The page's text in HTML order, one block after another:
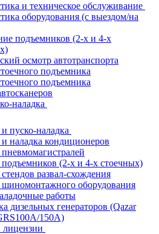
и техническое обслуживание
оборудования (с выездом/на
подъемников (2-х и 4-х
осмотр автотранспорта
подъемника
подъемника
наладка
пуско-наладка
наладка кондиционеров
(2-х и 4-х стоечных)
развал-схождения
оборудования
работы
дизельных генераторов (Qazar
150A)